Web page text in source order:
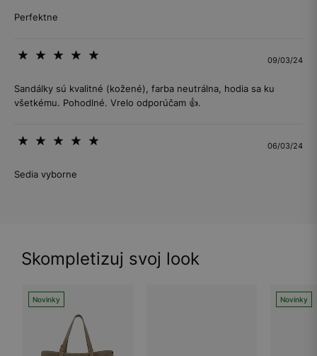
Perfektne
09/03/24
Sandálky sú kvalitné (kožené), farba neutrálna, hodia sa ku
všetkému. Pohodlné. Vrelo odporúčam 👍.
06/03/24
Sedia vyborne
Skompletizuj svoj look
Novinky Novinky